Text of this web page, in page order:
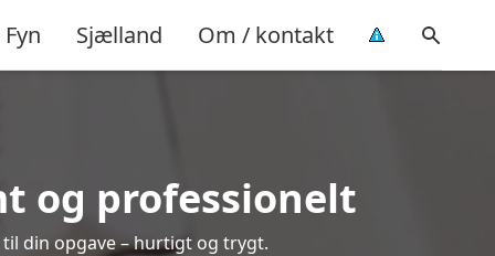
Fyn Sjælland Om / kontakt
og professionelt
din opgave – hurtigt og trygt.